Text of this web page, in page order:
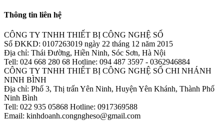
Thông tin liên hệ
CÔNG TY TNHH THIẾT BỊ CÔNG NGHỆ SỐ
Số ĐKKD: 0107263019 ngày 22 tháng 12 năm 2015
Địa chỉ: Thái Đường, Hiền Ninh, Sóc Sơn, Hà Nội
Tell: 024 668 280 68 Hotline: 094 487 3597 - 0362946884
CÔNG TY TNHH THIẾT BỊ CÔNG NGHỆ SỐ CHI NHÁNH
NINH BÌNH
Địa chỉ: Phố 3, Thị trấn Yên Ninh, Huyện Yên Khánh, Thành Phố
Ninh Bình
Tell: 022 935 05868 Hotline: 0917369588
Email: kinhdoanh.congngheso@gmail.com